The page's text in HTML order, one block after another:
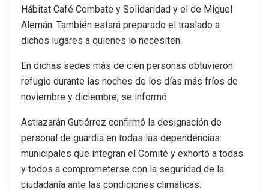
Hábitat Café Combate y Solidaridad y el de Miguel
Alemán. También estará preparado el traslado a
dichos lugares a quienes lo necesiten.
En dichas sedes más de cien personas obtuvieron
refugio durante las noches de los días más fríos de
noviembre y diciembre, se informó.
Astiazarán Gutiérrez confirmó la designación de
personal de guardia en todas las dependencias
municipales que integran el Comité y exhortó a todas
y todos a comprometerse con la seguridad de la
ciudadanía ante las condiciones climáticas.